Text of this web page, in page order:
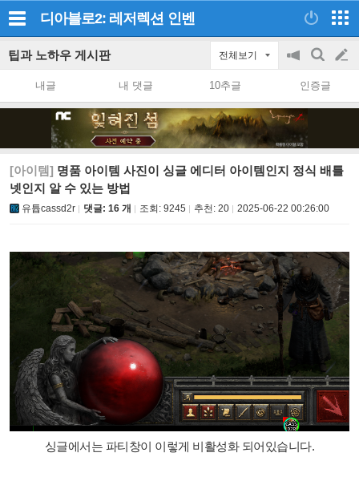
디아블로2: 레저렉션 인벤
팁과 노하우 게시판 전체보기
공
on/off
검
색
글
쓰
내글 내 댓글 10추글 인증글
[아이템] 명품 아이템 사진이 싱글 에디터 아이템인지 정식 배틀
넷인지 알 수 있는 방법
유튭cassd2r 댓글: 16 개 조회: 9245 추천: 20 2025-06-22 00:26:00
싱글에서는 파티창이 이렇게 비활성화 되어있습니다.